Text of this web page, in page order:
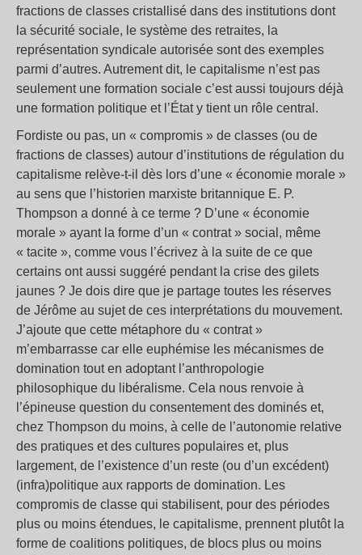
fractions de classes cristallisé dans des institutions dont
la sécurité sociale, le système des retraites, la
représentation syndicale autorisée sont des exemples
parmi d’autres. Autrement dit, le capitalisme n’est pas
seulement une formation sociale c’est aussi toujours déjà
une formation politique et l’État y tient un rôle central.
Fordiste ou pas, un « compromis » de classes (ou de
fractions de classes) autour d’institutions de régulation du
capitalisme relève-t-il dès lors d’une « économie morale »
au sens que l’historien marxiste britannique E. P.
Thompson a donné à ce terme ? D’une « économie
morale » ayant la forme d’un « contrat » social, même
« tacite », comme vous l’écrivez à la suite de ce que
certains ont aussi suggéré pendant la crise des gilets
jaunes ? Je dois dire que je partage toutes les réserves
de Jérôme au sujet de ces interprétations du mouvement.
J’ajoute que cette métaphore du « contrat »
m’embarrasse car elle euphémise les mécanismes de
domination tout en adoptant l’anthropologie
philosophique du libéralisme. Cela nous renvoie à
l’épineuse question du consentement des dominés et,
chez Thompson du moins, à celle de l’autonomie relative
des pratiques et des cultures populaires et, plus
largement, de l’existence d’un reste (ou d’un excédent)
(infra)politique aux rapports de domination. Les
compromis de classe qui stabilisent, pour des périodes
plus ou moins étendues, le capitalisme, prennent plutôt la
forme de coalitions politiques, de blocs plus ou moins